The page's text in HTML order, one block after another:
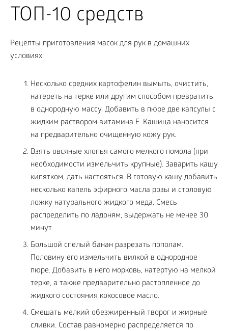
ТОП-10 средств
Рецепты приготовления масок для рук в домашних
условиях:
Несколько средних картофелин вымыть, очистить,
натереть на терке или другим способом превратить
в однородную массу. Добавить в пюре две капсулы с
жидким раствором витамина Е. Кашица наносится
на предварительно очищенную кожу рук.
Взять овсяные хлопья самого мелкого помола (при
необходимости измельчить крупные). Заварить кашу
кипятком, дать настояться. В готовую кашу добавить
несколько капель эфирного масла розы и столовую
ложку натурального жидкого меда. Смесь
распределить по ладоням, выдержать не менее 30
минут.
Большой спелый банан разрезать пополам.
Половину его измельчить вилкой в однородное
пюре. Добавить в него морковь, натертую на мелкой
терке, а также предварительно растопленное до
жидкого состояния кокосовое масло.
Смешать мелкий обезжиренный творог и жирные
сливки. Состав равномерно распределяется по